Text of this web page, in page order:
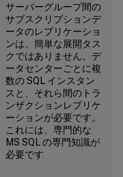
サーバーグループ間の
サブスクリプションデ
ータのレプリケーショ
ンは、簡単な展開タス
クではありません。デ
ータセンターごとに複
数の SQL インスタン
スと、それら間のトラ
ンザクションレプリケ
ーションが必要です。
これには、専門的な
MS SQL の専門知識が
必要です